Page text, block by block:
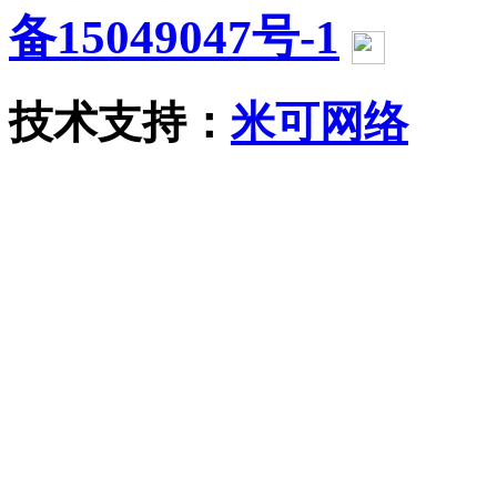
备15049047号-1
技术支持： 米可网络